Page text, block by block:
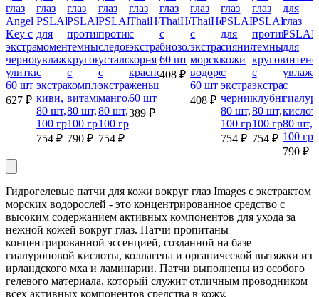
глаз
Angel
Key с
экстрактом
черной
улитки,
60 шт
627 ₽
глаз
PSLAB
для
моментального
увлажнения
с
экстрактом
киви,
80 шт,
100 гр
754 ₽
глаз
PSLAB
против
темных
кругов
с
комплексом
витаминов,
80 шт,
100 гр
790 ₽
глаз
PSLAB
против
следов
усталости
с
экстрактом
манго,
80 шт,
100 гр
754 ₽
глаз
ThaiHealth
с
экстрактом
корня
красного
женьшеня,
60 шт
389 ₽
глаз
ThaiHealth
с
биозолотом,
60 шт
408 ₽
глаз
ThaiHealth
с
экстрактом
морских
водорослей,
60 шт
408 ₽
глаз
PSLAB
для
сияния
кожи
с
экстрактом
черники,
80 шт,
100 гр
754 ₽
глаз
PSLAB
против
темных
кругов
с
экстрактом
клубники,
80 шт,
100 гр
754 ₽
для
глаз
PSLAB
для
с
80 шт,
100 гр
790 ₽
Гидрогелевые патчи для кожи вокруг глаз Images с экстрактом
морских водорослей - это концентрированное средство с
высоким содержанием активных компонентов для ухода за
нежной кожей вокруг глаз. Патчи пропитаны
концентрированной эссенцией, созданной на базе
гиалуроновой кислоты, коллагена и органической вытяжки из
ирландского мха и ламинарии. Патчи выполнены из особого
гелевого материала, который служит отличным проводником
всех активных компонентов средства в кожу.